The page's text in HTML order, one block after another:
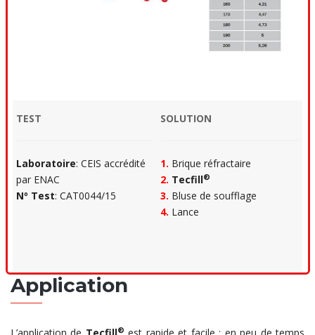
TEST
Laboratoire: CEIS accrédité
par ENAC
Nº Test: CAT0044/15
SOLUTION
1. Brique réfractaire
2. Tecfill®
3. Bluse de soufflage
4. Lance
Application
®